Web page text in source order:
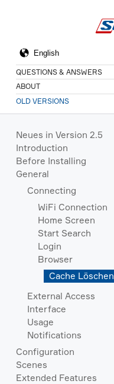
QUESTIONS & ANSWERS
ABOUT
OLD VERSIONS
Neues in Version 2.5
Introduction
Before Installing
General
Connecting
WiFi Connection
Home Screen
Start Search
Login
Browser
Cache Löschen
External Access
Interface
Usage
Notifications
Configuration
Scenes
Extended Features